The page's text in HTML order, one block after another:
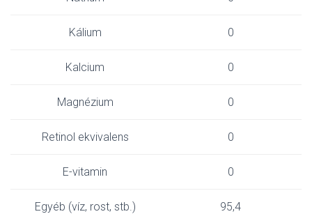
Kálium 0
Kalcium 0
Magnézium 0
Retinol ekvivalens 0
E-vitamin 0
Egyéb (víz, rost, stb.) 95,4